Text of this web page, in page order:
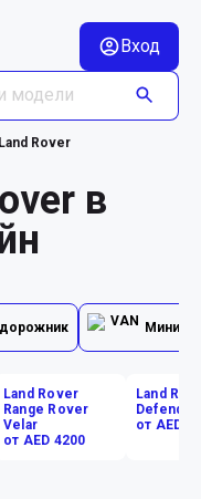
Вход
Land Rover
в
Land Rover
Range Rover
Velar
от AED 4200
Land
Defender
от AED